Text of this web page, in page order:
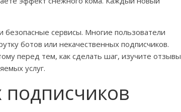
сервисы. Многие пользователи
ботов или некачественных подписчиков.
перед тем, как сделать шаг, изучите отзывы
услуг.